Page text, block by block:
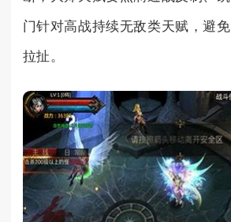
门针对高战持续无敌类天赋，避
拉扯。